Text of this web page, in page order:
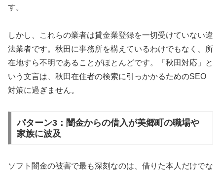
す。
しかし、これらの業者は貸金業登録を一切受けていない違
法業者です。秋田に事務所を構えているわけでもなく、所
在地すら不明であることがほとんどです。「秋田対応」と
いう文言は、秋田在住者の検索に引っかかるためのSEO
対策に過ぎません。
パターン3：闇金からの借入が美郷町の職場や
家族に波及
ソフト闇金の被害で最も深刻なのは、借りた本人だけでな